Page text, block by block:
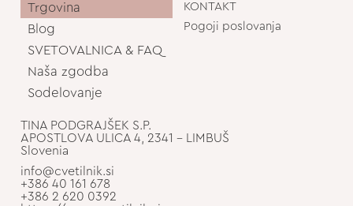
Trgovina
Blog
SVETOVALNICA & FAQ
Naša zgodba
Sodelovanje
KONTAKT
Pogoji poslovanja
TINA PODGRAJŠEK S.P.
APOSTLOVA ULICA 4, 2341 - LIMBUŠ
Slovenia
info@cvetilnik.si
+386 40 161 678
+386 2 620 0392